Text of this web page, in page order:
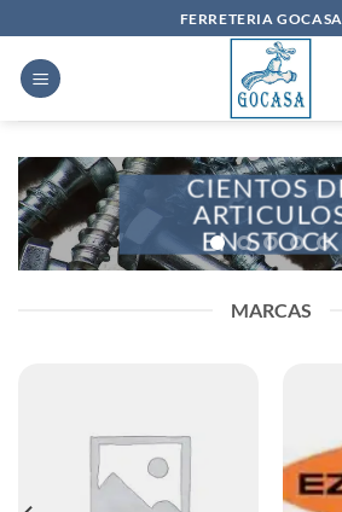
al
contenido
FERRETERIA GOCASA
CIENTOS DE
ARTICULOS
EN STOCK
MARCAS